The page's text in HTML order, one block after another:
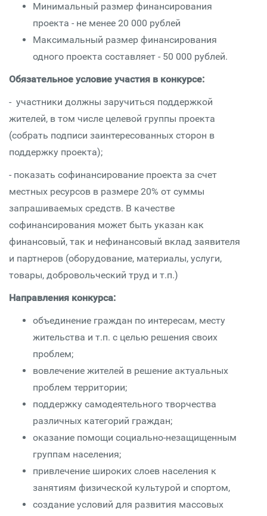
Минимальный размер финансирования
проекта - не менее 20 000 рублей
Максимальный размер финансирования
одного проекта составляет - 50 000 рублей.
Обязательное условие участия в конкурсе:
- участники должны заручиться поддержкой
жителей, в том числе целевой группы проекта
(собрать подписи заинтересованных сторон в
поддержку проекта);
- показать софинансирование проекта за счет
местных ресурсов в размере 20% от суммы
запрашиваемых средств. В качестве
софинансирования может быть указан как
финансовый, так и нефинансовый вклад заявителя
и партнеров (оборудование, материалы, услуги,
товары, добровольческий труд и т.п.)
Направления конкурса:
объединение граждан по интересам, месту
жительства и т.п. с целью решения своих
проблем;
вовлечение жителей в решение актуальных
проблем территории;
поддержку самодеятельного творчества
различных категорий граждан;
оказание помощи социально-незащищенным
группам населения;
привлечение широких слоев населения к
занятиям физической культурой и спортом,
создание условий для развития массовых